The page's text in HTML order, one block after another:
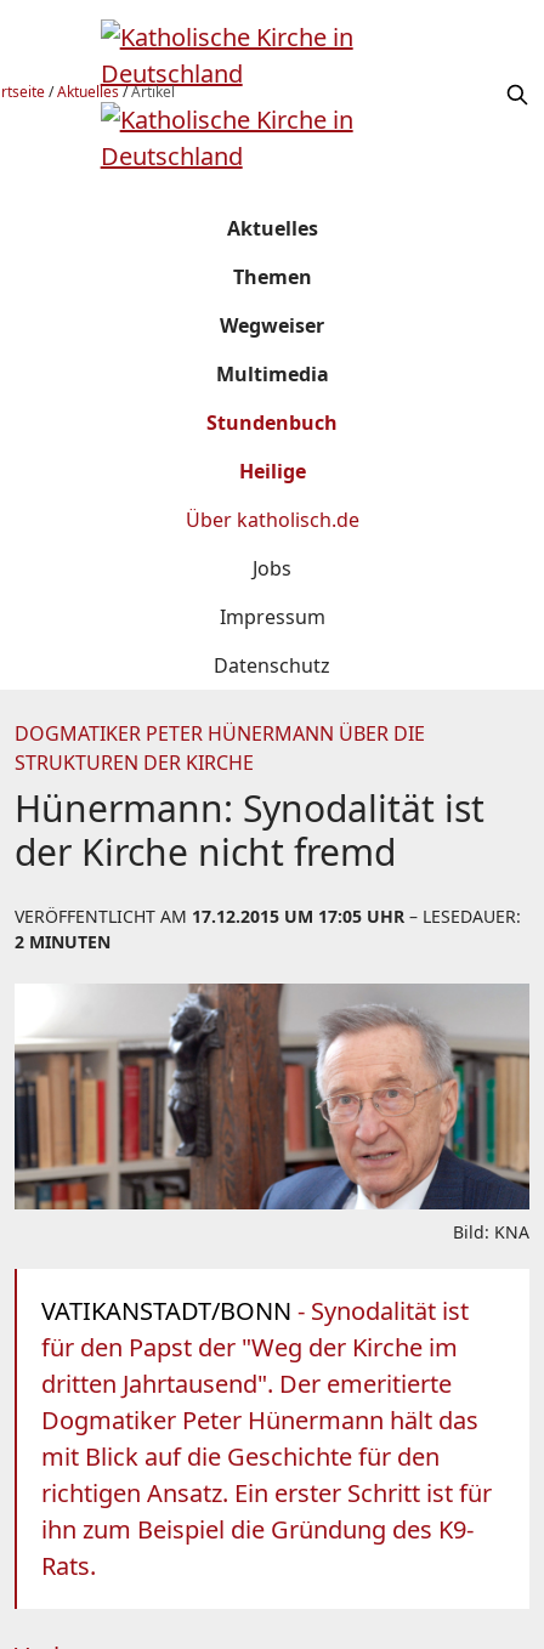
/Aktuelles/Artikel
Aktuelles
Themen
Wegweiser
Multimedia
Stundenbuch
Heilige
Über katholisch.de
Jobs
Impressum
Datenschutz
DOGMATIKER PETER HÜNERMANN ÜBER DIE
STRUKTUREN DER KIRCHE
Hünermann: Synodalität ist
der Kirche nicht fremd
VERÖFFENTLICHT AM 17.12.2015 UM 17:05 UHR – LESEDAUER:
2 MINUTEN
Bild: KNA
VATIKANSTADT/BONN - Synodalität ist
für den Papst der "Weg der Kirche im
dritten Jahrtausend". Der emeritierte
Dogmatiker Peter Hünermann hält das
mit Blick auf die Geschichte für den
richtigen Ansatz. Ein erster Schritt ist für
ihn zum Beispiel die Gründung des K9-
Rats.